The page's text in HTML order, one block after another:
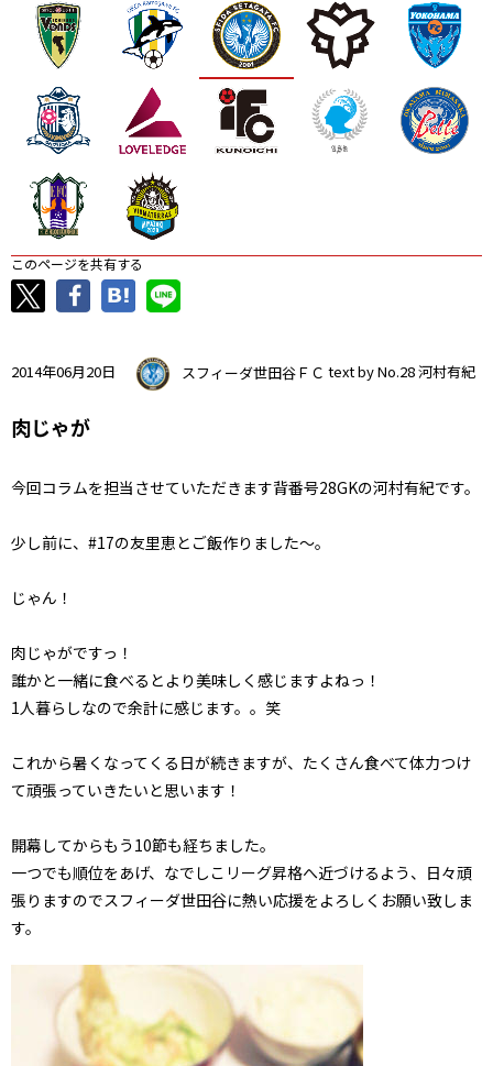
このページを共有する
2014年06月20日 スフィーダ世田谷ＦＣ text by No.28 河村有紀
肉じゃが
今回コラムを担当させていただきます背番号28GKの河村有紀です。
少し前に、#17の友里恵とご飯作りました～。
じゃん！
肉じゃがですっ！
誰かと一緒に食べるとより美味しく感じますよねっ！
1人暮らしなので余計に感じます。。笑
これから暑くなってくる日が続きますが、たくさん食べて体力つけ
て頑張っていきたいと思います！
開幕してからもう10節も経ちました。
一つでも順位をあげ、なでしこリーグ昇格へ近づけるよう、日々頑
張りますのでスフィーダ世田谷に熱い応援をよろしくお願い致しま
す。